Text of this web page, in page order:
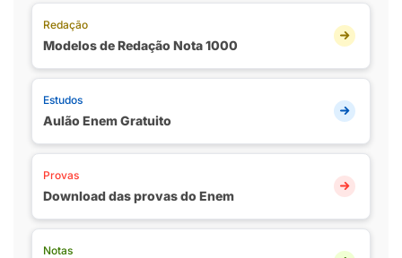
Redação
Modelos de Redação Nota 1000
Estudos
Aulão Enem Gratuito
Provas
Download das provas do Enem
Notas